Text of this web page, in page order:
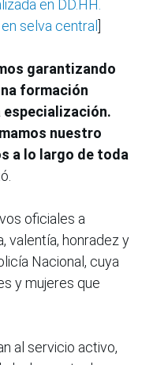
en DD.HH.
selva central
garantizando
formación
nuestro
a lo largo de toda
oficiales a
valentía, honradez y
Nacional, cuya
y mujeres que
al servicio activo,